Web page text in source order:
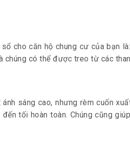
cho căn hộ chung cư của bạn
chúng có thể được treo từ các
sáng cao, nhưng rèm cuốn
tối hoàn toàn. Chúng cũng